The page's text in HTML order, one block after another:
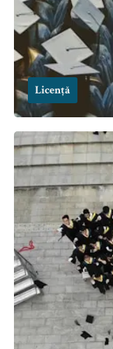
Licență